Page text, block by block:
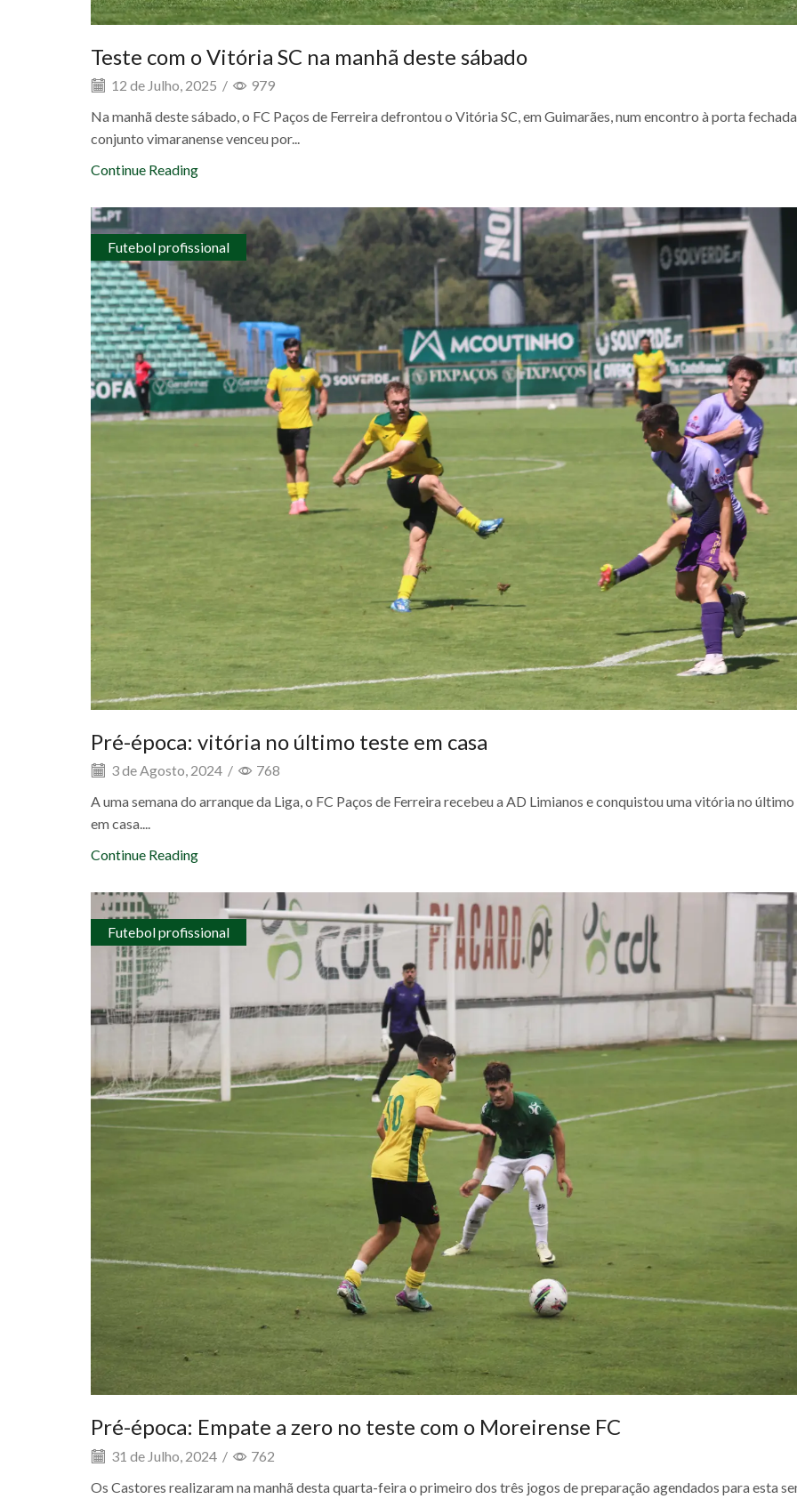
Teste com o Vitória SC na manhã deste sábado
12 de Julho, 2025 /
979
Na manhã deste sábado, o FC Paços de Ferreira defrontou o Vitória SC, em Guimarães, num encontro à porta
conjunto vimaranense venceu por...
Continue Reading
Futebol profissional
Pré-época: vitória no último teste em casa
3 de Agosto, 2024 /
768
A uma semana do arranque da Liga, o FC Paços de Ferreira recebeu a AD Limianos e conquistou uma vitória no
em casa....
Continue Reading
Futebol profissional
Pré-época: Empate a zero no teste com o Moreirense FC
31 de Julho, 2024 /
762
Os Castores realizaram na manhã desta quarta-feira o primeiro dos três jogos de preparação agendados para esta